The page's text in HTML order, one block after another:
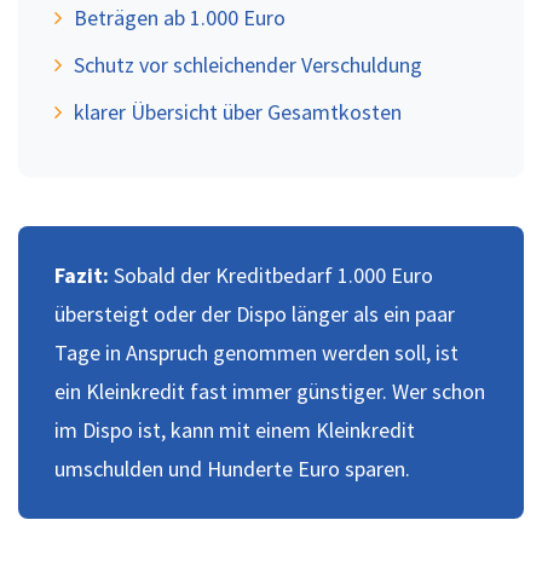
Beträgen ab 1.000 Euro
Schutz vor schleichender Verschuldung
klarer Übersicht über Gesamtkosten
Fazit: Sobald der Kreditbedarf 1.000 Euro
übersteigt oder der Dispo länger als ein paar
Tage in Anspruch genommen werden soll, ist
ein Kleinkredit fast immer günstiger. Wer schon
im Dispo ist, kann mit einem Kleinkredit
umschulden und Hunderte Euro sparen.